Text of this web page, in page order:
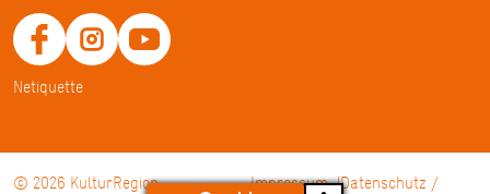
Netiquette
© 2026 KulturRegion Impressum Datenschutz /